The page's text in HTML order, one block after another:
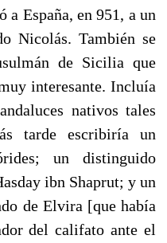
a España, en 951, a un
Nicolás. También se
de Sicilia que
interesante. Incluía
nativos tales
tarde escribiría un
un distinguido
ibn Shaprut; y un
de Elvira [que había
del califato ante el